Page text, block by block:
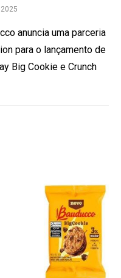
anuncia uma parceria
para o lançamento de
Big Cookie e Crunch